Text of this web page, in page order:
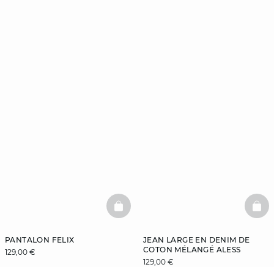
PANTALON FELIX
129,00 €
BASKETFULL
JEAN LARGE EN DENIM DE
COTON MÉLANGÉ ALESS
129,00 €